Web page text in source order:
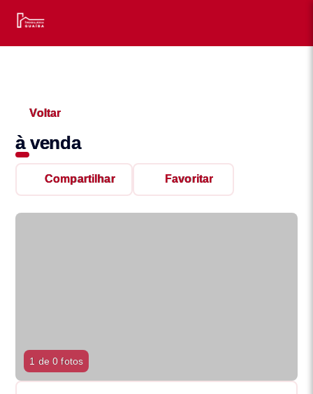
Voltar
à venda
Compartilhar Favoritar
1 de 0 fotos